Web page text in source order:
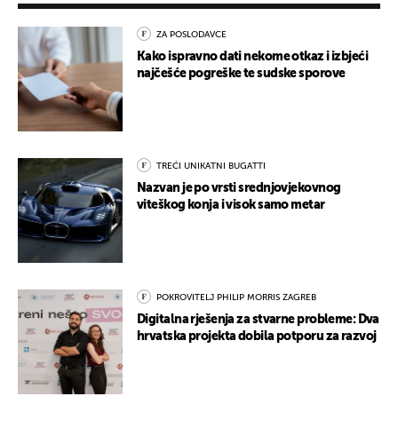
ZA POSLODAVCE
Kako ispravno dati nekome otkaz i izbjeći
najčešće pogreške te sudske sporove
TREĆI UNIKATNI BUGATTI
Nazvan je po vrsti srednjovjekovnog
viteškog konja i visok samo metar
POKROVITELJ PHILIP MORRIS ZAGREB
Digitalna rješenja za stvarne probleme: Dva
hrvatska projekta dobila potporu za razvoj